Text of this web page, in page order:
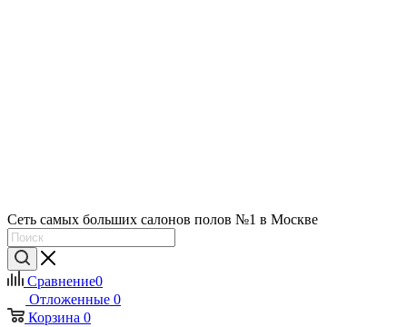
Сеть самых больших салонов полов №1 в Москве
Сравнение0
Отложенные 0
Корзина 0